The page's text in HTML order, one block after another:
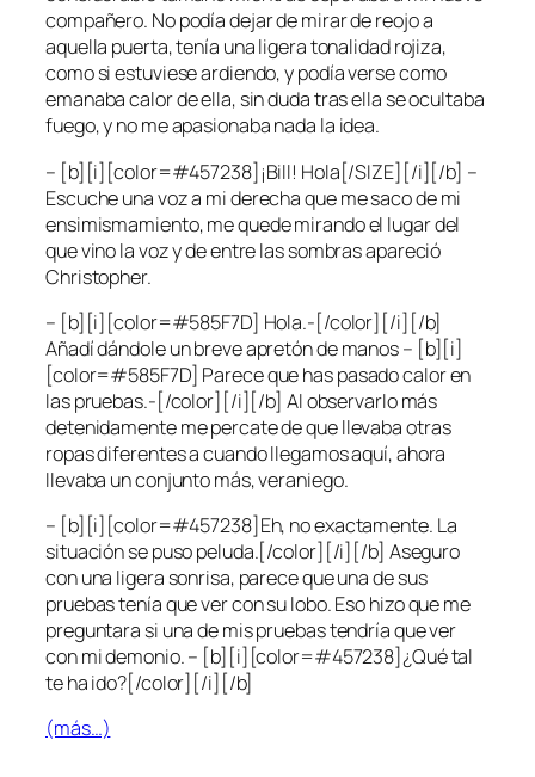
compañero. No podía dejar de mirar de reojo a
aquella puerta, tenía una ligera tonalidad rojiza,
como si estuviese ardiendo, y podía verse como
emanaba calor de ella, sin duda tras ella se ocultaba
fuego, y no me apasionaba nada la idea.
– [b][i][color=#457238]¡Bill! Hola[/SIZE][/i][/b] –
Escuche una voz a mi derecha que me saco de mi
ensimismamiento, me quede mirando el lugar del
que vino la voz y de entre las sombras apareció
Christopher.
– [b][i][color=#585F7D] Hola.-[/color][/i][/b]
Añadí dándole un breve apretón de manos – [b][i]
[color=#585F7D] Parece que has pasado calor en
las pruebas.-[/color][/i][/b] Al observarlo más
detenidamente me percate de que llevaba otras
ropas diferentes a cuando llegamos aquí, ahora
llevaba un conjunto más, veraniego.
– [b][i][color=#457238]Eh, no exactamente. La
situación se puso peluda.[/color][/i][/b] Aseguro
con una ligera sonrisa, parece que una de sus
pruebas tenía que ver con su lobo. Eso hizo que me
preguntara si una de mis pruebas tendría que ver
con mi demonio. – [b][i][color=#457238]¿Qué tal
te ha ido?[/color][/i][/b]
(más…)